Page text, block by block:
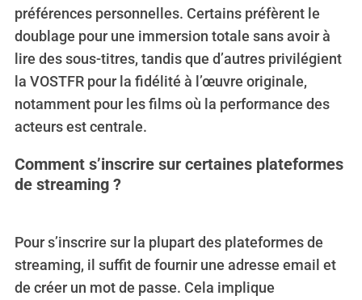
préférences personnelles. Certains préfèrent le
doublage pour une immersion totale sans avoir à
lire des sous-titres, tandis que d’autres privilégient
la VOSTFR pour la fidélité à l’œuvre originale,
notamment pour les films où la performance des
acteurs est centrale.
Comment s’inscrire sur certaines plateformes
de streaming ?
Pour s’inscrire sur la plupart des plateformes de
streaming, il suffit de fournir une adresse email et
de créer un mot de passe. Cela implique